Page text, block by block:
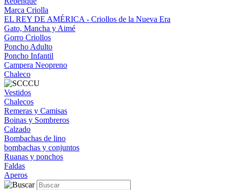
Marca Criolla
EL REY DE AMÉRICA - Criollos de la Nueva Era
Gato, Mancha y Aimé
Gorro Criollos
Poncho Adulto
Poncho Infantil
Campera Neopreno
Chaleco
Vestidos
Chalecos
Remeras y Camisas
Boinas y Sombreros
Calzado
Bombachas de lino
bombachas y conjuntos
Ruanas y ponchos
Faldas
Aperos